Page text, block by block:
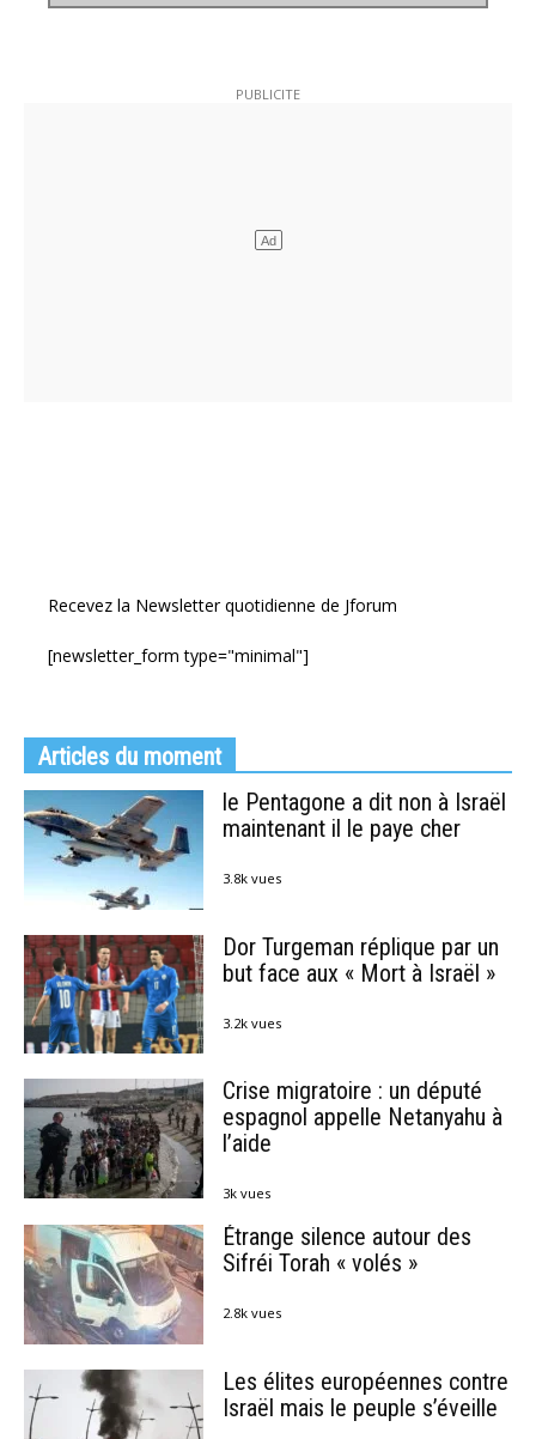
Recevez la Newsletter quotidienne de Jforum
[newsletter_form type="minimal"]
Articles du moment
le Pentagone a dit non à Israël
maintenant il le paye cher
3.8k vues
Dor Turgeman réplique par un
but face aux « Mort à Israël »
3.2k vues
Crise migratoire : un député
espagnol appelle Netanyahu à
l’aide
3k vues
Étrange silence autour des
Sifréi Torah « volés »
2.8k vues
Les élites européennes contre
Israël mais le peuple s’éveille